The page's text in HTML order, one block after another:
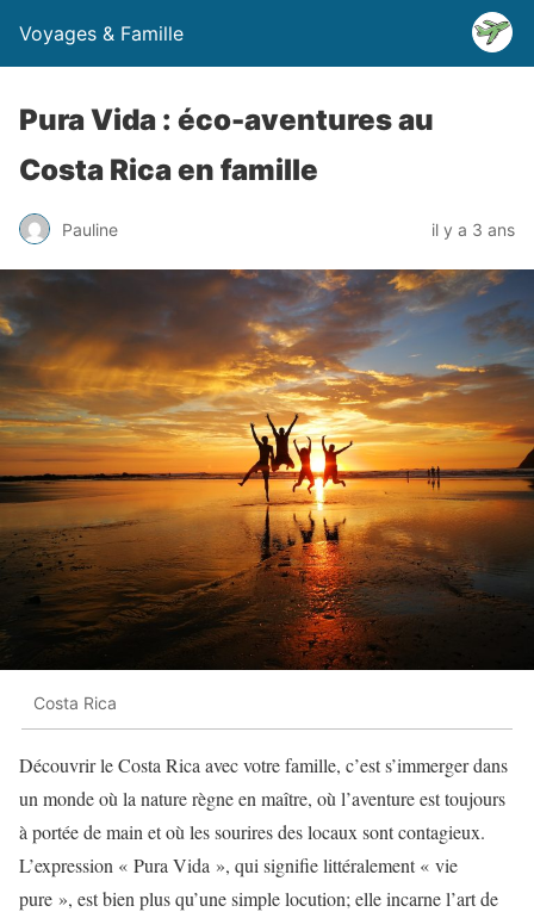
Voyages & Famille
Pura Vida : éco-aventures au
Costa Rica en famille
Pauline il y a 3 ans
Costa Rica
Découvrir le Costa Rica avec votre famille, c’est s’immerger dans
un monde où la nature règne en maître, où l’aventure est toujours
à portée de main et où les sourires des locaux sont contagieux.
L’expression « Pura Vida », qui signifie littéralement « vie
pure », est bien plus qu’une simple locution; elle incarne l’art de